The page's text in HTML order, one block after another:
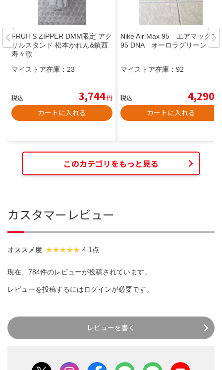
FRUITS ZIPPER DMM限定 アク
リルスタンド 松本かれん&鎮西
寿々歌
マイストア在庫： 23
税込 3,744円
カートに入れる
Nike Air Max 95 エアマックス
95 DNA オーロラグリーン
マイストア在庫： 92
税込 4,290
カートに入れる
このカテゴリをもっと見る
カスタマーレビュー
オススメ度 4.1点
現在、784件のレビューが投稿されています。
レビューを投稿するにはログインが必要です。
レビューを書く